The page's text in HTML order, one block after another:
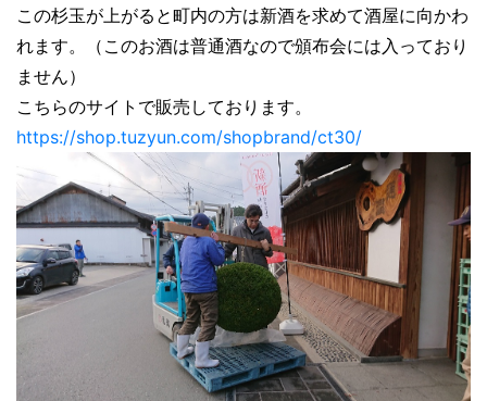
この杉玉が上がると町内の方は新酒を求めて酒屋に向かわ
れます。（このお酒は普通酒なので頒布会には入っており
ません）
こちらのサイトで販売しております。
https://shop.tuzyun.com/shopbrand/ct30/